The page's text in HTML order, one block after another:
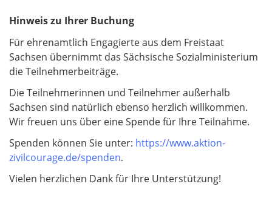
lc
t
f
e
l
d
Hinweis zu Ihrer Buchung
Für ehrenamtlich Engagierte aus dem Freistaat
Sachsen übernimmt das Sächsische Sozialministerium
die Teilnehmerbeiträge.
Die Teilnehmerinnen und Teilnehmer außerhalb
Sachsen sind natürlich ebenso herzlich willkommen.
Wir freuen uns über eine Spende für Ihre Teilnahme.
Spenden können Sie unter: https://www.aktion-
zivilcourage.de/spenden.
Vielen herzlichen Dank für Ihre Unterstützung!